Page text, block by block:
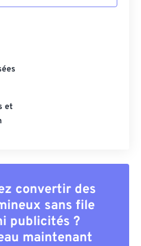
et
convertir des
sans file
publicités ?
maintenant